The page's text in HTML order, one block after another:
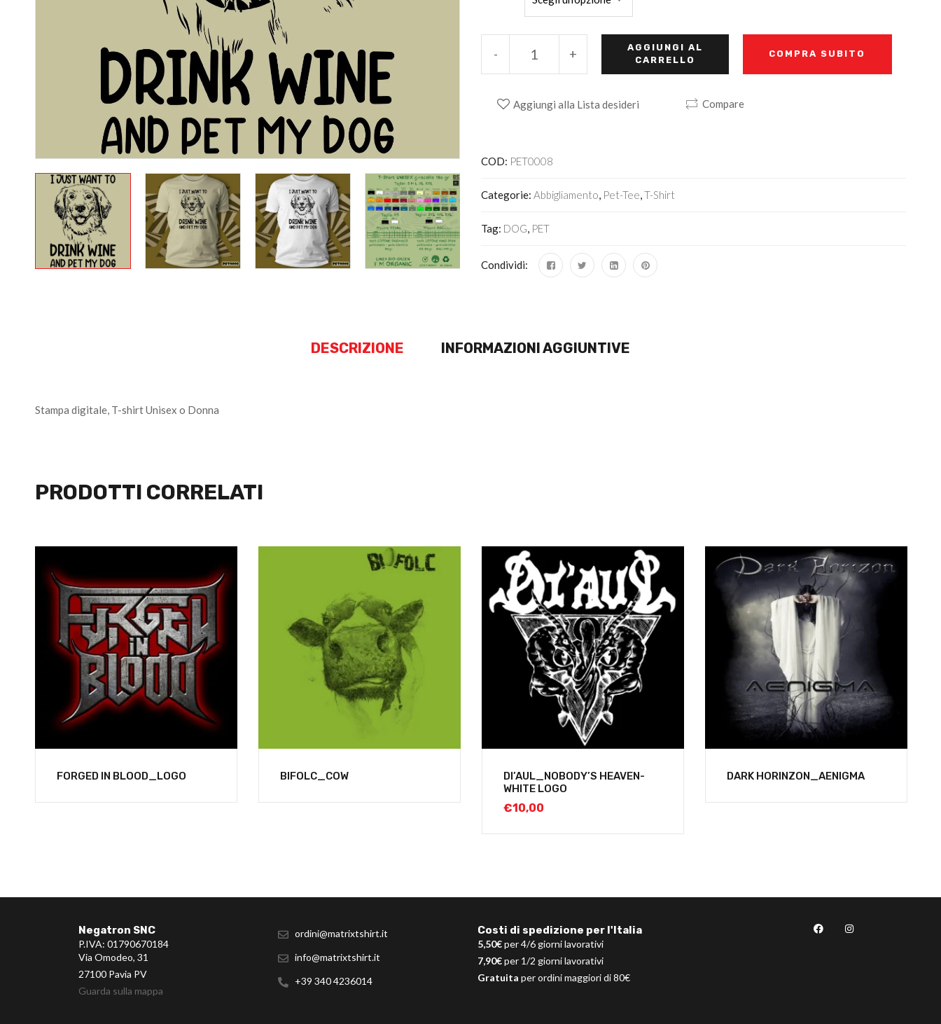
+
-
AGGIUNGI AL
CARRELLO
COMPRA SUBITO
Aggiungi alla Lista desideri Compare
COD: PET0008
Categorie: Abbigliamento, Pet-Tee,T-Shirt
Tag: DOG, PET
Condividi:
DESCRIZIONE INFORMAZIONI AGGIUNTIVE
Stampa digitale, T-shirt Unisex o Donna
PRODOTTI CORRELATI
FORGED IN BLOOD_LOGO BIFOLC_COW
DI’AUL_NOBODY’S HEAVEN-
WHITE LOGO
€10,00
DARK HORINZON_AENIGMA
Negatron SNC
P.IVA: 01790670184
Via Omodeo, 31
27100 Pavia PV
Guarda sulla mappa
ordini@matrixtshirt.it
info@matrixtshirt.it
+39 340 4236014
Costi di spedizione per l'Italia
5,50€per 4/6 giorni lavorativi
7,90€per 1/2 giorni lavorativi
Gratuita per ordini maggiori di 80€